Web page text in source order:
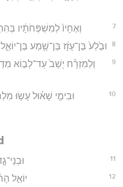
7 וְאֶחָיו֙ לְמִשְׁפְּחֹתָ֔יו
8 וּבֶ֙לַע֙ בֶּן־עָזָ֔ז בֶּן־שֶׁ֖מַע
9
וְלַמִּזְרָ֗ח יָשַׁב֙ עַד־לְב֣וֹא
10
וּבִימֵ֣י שָׁא֗וּל עָשׂ֤וּ
11
12 יוֹאֵ֣ל